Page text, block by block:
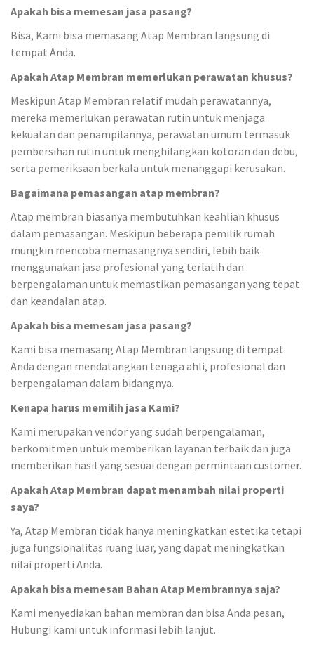
Apakah bisa memesan jasa pasang?
Bisa, Kami bisa memasang Atap Membran langsung di
tempat Anda.
Apakah Atap Membran memerlukan perawatan khusus?
Meskipun Atap Membran relatif mudah perawatannya,
mereka memerlukan perawatan rutin untuk menjaga
kekuatan dan penampilannya, perawatan umum termasuk
pembersihan rutin untuk menghilangkan kotoran dan debu,
serta pemeriksaan berkala untuk menanggapi kerusakan.
Bagaimana pemasangan atap membran?
Atap membran biasanya membutuhkan keahlian khusus
dalam pemasangan. Meskipun beberapa pemilik rumah
mungkin mencoba memasangnya sendiri, lebih baik
menggunakan jasa profesional yang terlatih dan
berpengalaman untuk memastikan pemasangan yang tepat
dan keandalan atap.
Apakah bisa memesan jasa pasang?
Kami bisa memasang Atap Membran langsung di tempat
Anda dengan mendatangkan tenaga ahli, profesional dan
berpengalaman dalam bidangnya.
Kenapa harus memilih jasa Kami?
Kami merupakan vendor yang sudah berpengalaman,
berkomitmen untuk memberikan layanan terbaik dan juga
memberikan hasil yang sesuai dengan permintaan customer.
Apakah Atap Membran dapat menambah nilai properti
saya?
Ya, Atap Membran tidak hanya meningkatkan estetika tetapi
juga fungsionalitas ruang luar, yang dapat meningkatkan
nilai properti Anda.
Apakah bisa memesan Bahan Atap Membrannya saja?
Kami menyediakan bahan membran dan bisa Anda pesan,
Hubungi kami untuk informasi lebih lanjut.